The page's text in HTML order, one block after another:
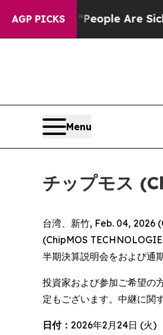
AGP PICKS
Win: “People Are Sick
Menu
チップモス
台湾、新竹, Feb. 04, 2026
(ChipMOS
半期決算説明会をおよび通
投資家および参加ご希望の
定もございます。中継に関
日付： 2026年2月24日 (火)